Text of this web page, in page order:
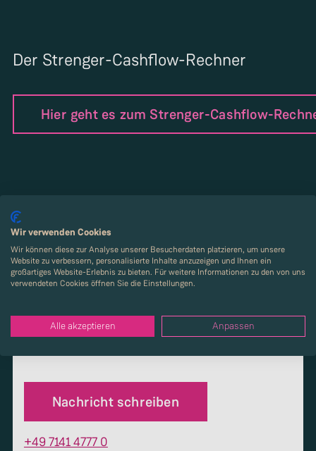
Der Strenger-Cashflow-Rechner
Hier geht es zum Strenger-Cashflow-
Nehmen Sie Kontakt mit
uns auf. Wir freuen uns auf
Sie.
Nachricht schreiben
+49 7141 4777 0
Wir verwenden Cookies
Wir können diese zur Analyse unserer Besucherdaten platzieren, um unsere
Website zu verbessern, personalisierte Inhalte anzuzeigen und Ihnen ein
großartiges Website-Erlebnis zu bieten. Für weitere Informationen zu den von uns
verwendeten Cookies öffnen Sie die Einstellungen.
Alle akzeptieren Anpassen